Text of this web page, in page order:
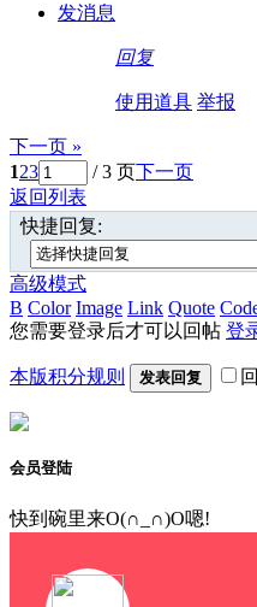
发消息
回复
使用道具 举报
下一页 »
123 / 3 页下一页
返回列表
快捷回复:
高级模式
B Color Image Link Quote
您需要登录后才可以回帖 登
本版积分规则 发表回复
会员登陆
快到碗里来O(∩_∩)O嗯!